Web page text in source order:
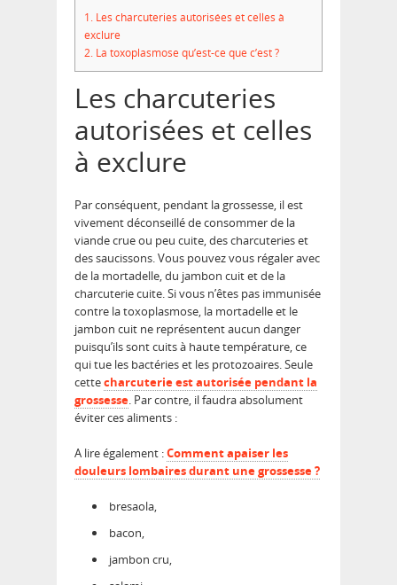
1. Les charcuteries autorisées et celles à
exclure
2. La toxoplasmose qu’est-ce que c’est ?
Les charcuteries
autorisées et celles
à exclure
Par conséquent, pendant la grossesse, il est
vivement déconseillé de consommer de la
viande crue ou peu cuite, des charcuteries et
des saucissons. Vous pouvez vous régaler avec
de la mortadelle, du jambon cuit et de la
charcuterie cuite. Si vous n’êtes pas immunisée
contre la toxoplasmose, la mortadelle et le
jambon cuit ne représentent aucun danger
puisqu’ils sont cuits à haute température, ce
qui tue les bactéries et les protozoaires. Seule
cettecharcuterie est autorisée pendant la
grossesse. Par contre, il faudra absolument
éviter ces aliments :
A lire également :Comment apaiser les
douleurs lombaires durant une grossesse ?
bresaola,
bacon,
jambon cru,